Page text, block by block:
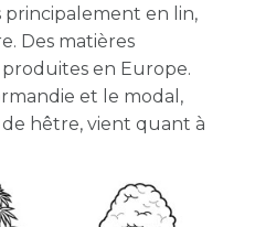
principalement en lin,
Des matières
en Europe.
et le modal,
hêtre, vient quant à